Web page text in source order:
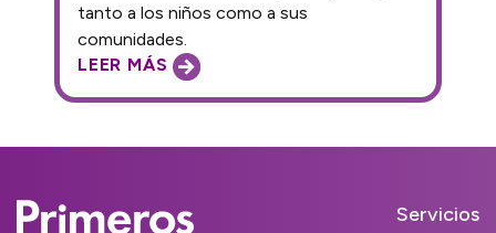
LEER MÁS
tanto a los niños como a sus
comunidades.
Servicios